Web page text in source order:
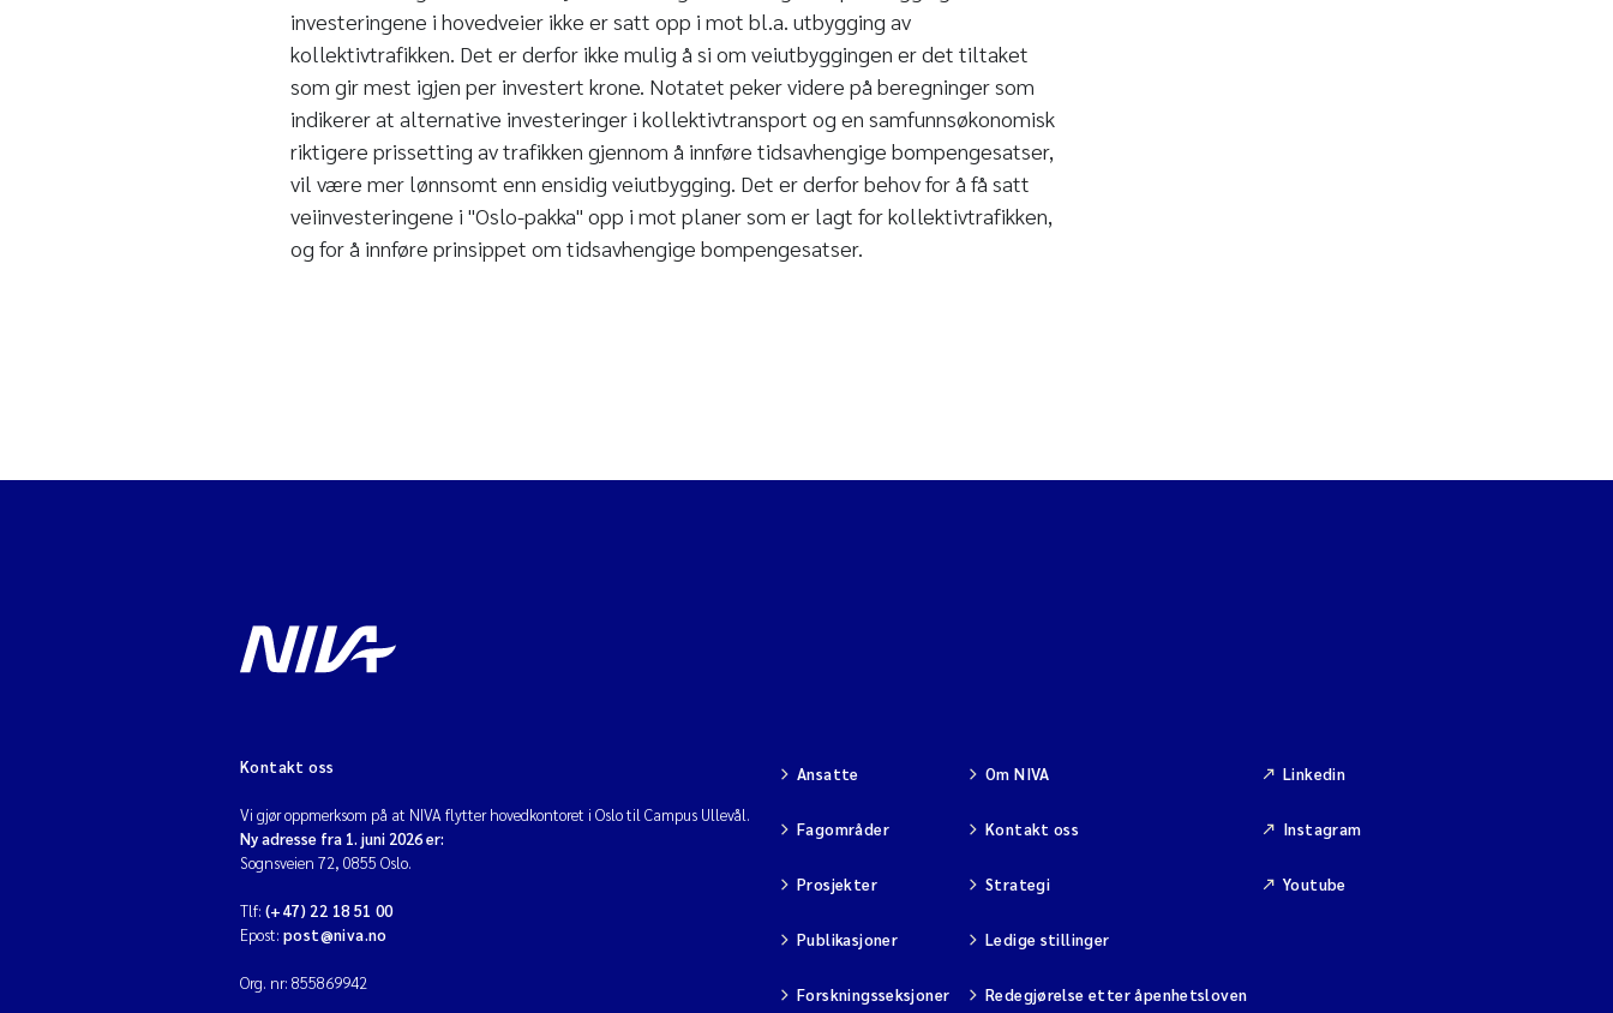
investeringene i hovedveier ikke er satt opp i mot bl.a. utbygging av
kollektivtrafikken. Det er derfor ikke mulig å si om veiutbyggingen er det tiltaket
som gir mest igjen per investert krone. Notatet peker videre på beregninger som
indikerer at alternative investeringer i kollektivtransport og en samfunnsøkonomisk
riktigere prissetting av trafikken gjennom å innføre tidsavhengige bompengesatser,
vil være mer lønnsomt enn ensidig veiutbygging. Det er derfor behov for å få satt
veiinvesteringene i "Oslo-pakka" opp i mot planer som er lagt for kollektivtrafikken,
og for å innføre prinsippet om tidsavhengige bompengesatser.
Kontakt oss
Vi gjør oppmerksom på at NIVA flytter hovedkontoret i Oslo til Campus Ullevål.
Ny adresse fra 1. juni 2026 er:
Sognsveien 72, 0855 Oslo.
Tlf: (+47) 22 18 51 00
Epost: post@niva.no
Org. nr: 855869942
Ansatte
Fagområder
Prosjekter
Publikasjoner
Forskningsseksjoner
Om NIVA
Kontakt oss
Strategi
Ledige stillinger
Redegjørelse etter åpenhetsloven
Linkedin
Instagram
Youtube